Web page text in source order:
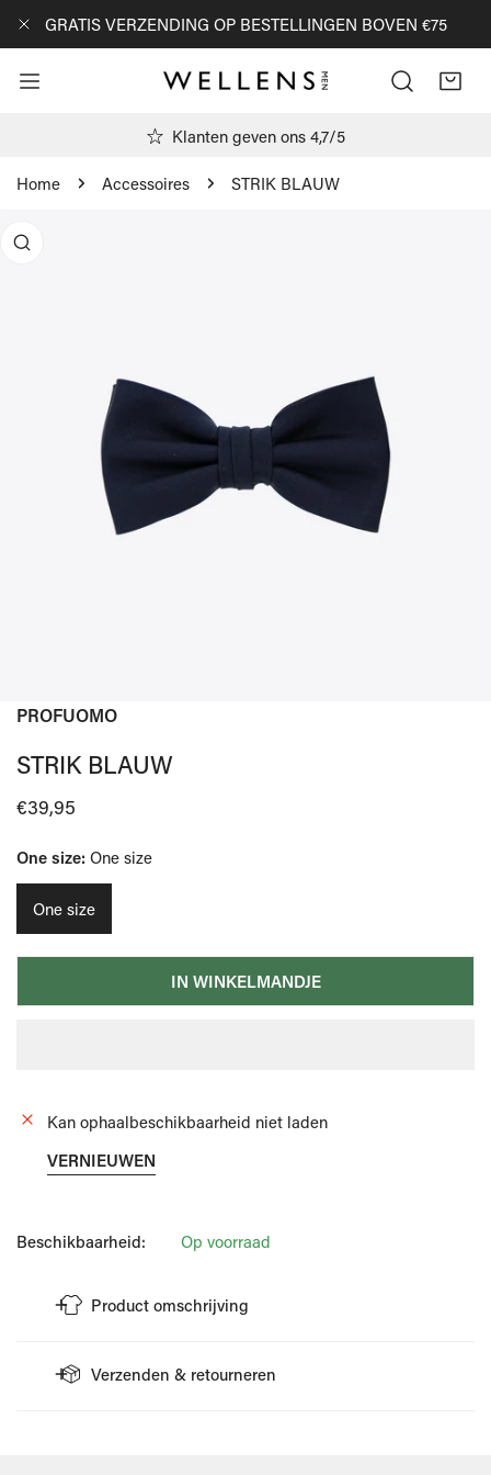
NAAR ARTIKEL
GRATIS VERZENDING OP BESTELLINGEN BOVEN €75
Klanten geven ons 4,7/5
Home Accessoires STRIK BLAUW
OPEN MEDIA IN GALERIJWEERGAVE
PROFUOMO
STRIK BLAUW
Normale
€39,95
One size: One size
One size
IN WINKELMANDJE
Kan ophaalbeschikbaarheid niet laden
VERNIEUWEN
Beschikbaarheid: Op voorraad
Product omschrijving
Donkerblauwe strik van het merk Profuomo.
Verzenden & retourneren